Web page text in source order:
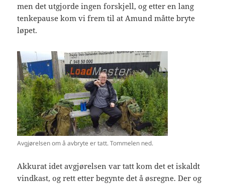
men det utgjorde ingen forskjell, og etter en lang
tenkepause kom vi frem til at Amund måtte bryte
løpet.
Avgjørelsen om å avbryte er tatt. Tommelen ned.
Akkurat idet avgjørelsen var tatt kom det et iskaldt
vindkast, og rett etter begynte det å øsregne. Der og